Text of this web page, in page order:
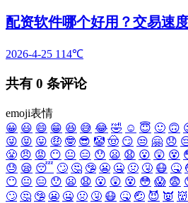
配资软件哪个好用？交易速
2026-4-25 114℃
共有 0 条评论
emoji表情
😀 😃 😄 😁 😆 😅 😂 🤣 ☺️ 😇 🙂 🙃
😜 😝 😛 🤑 🤓 😎 🤡 🤠 😏 😒 🤗 😞
😤 😠 😡 😶 😐 😑 😯 😦 😧 😮 😲 😵
😓 😪 😴 🙄 🤔 🤥 😬 🤐 🤢 🤧 😷 🤒
😶 😐 😑 😯 😦 😧 😮 😲 😵 😳 😱 😨
🙄 🤔 🤥 😬 🤐 🤢 🤧 😷 🤒 🤕 😈 👿 👹